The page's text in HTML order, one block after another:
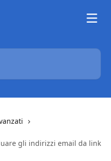
gli indirizzi email da link